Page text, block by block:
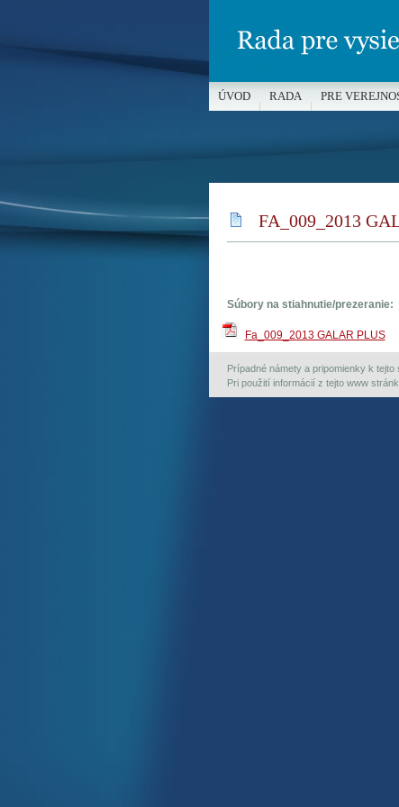
FA_009_2013
Súbory na stiahnutie/prezeranie:
Fa_009_2013 GALAR PLUS
Prípadné námety a pripomienky k
Pri použití informácií z tejto www
ÚVOD RADA PRE